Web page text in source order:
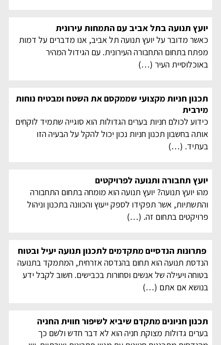
יועץ תנועה בתל אביב עם התמחות עירונית
כאשר מדובר על יועץ תנועה תל אביב, אנו מדברים על דמות
מפתח בתחום התחבורה העירונית. עם הגידול המהיר
באוכלוסיית העיר (…)
תכנון חניות מקצועי שממקסם את השטח ומבטיח נוחות
מירבית
כידוע לכולם חניות בערים הגדולות הוא סוגייה שתמיד לוקחים
אותה בחשבון תכנון חניות נכון יכול להקל על הבעיה הזו
בעתיד. (…)
יועץ תחבורה ותנועה לפרויקטים
מהו יועץ תנועה? יועץ תנועה הוא מומחה בתחום התחבורה
והתשתיות, אשר תפקידו לספק ייעוץ והכוונה בתכנון וניהול
פרויקטים בתחום זה. (…)
פתרונות הנדסיים מתקדמים לתכנון תנועה יעיל ובטוח
הנדסת תנועה הוא תחום בהנדסה אזרחית, המתמקד בתנועה
בטוחה ויעילה של אנשים וסחורות בכבישים. חשוב לקבל ידע
בנושא אם אתם (…)
תכנון חניונים מתקדם שיביא לשיפור חווית החניה
בערים גדולות מצוקת חניה הוא לא דבר חדש ולשם כך